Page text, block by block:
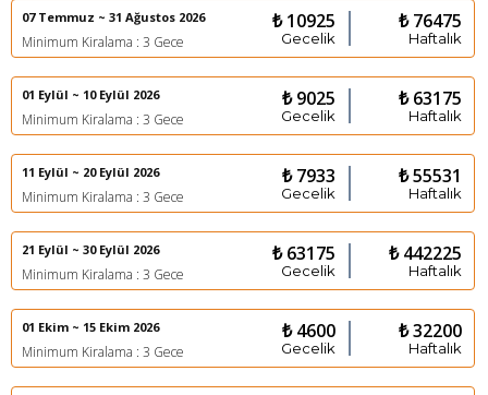
07 Temmuz ~ 31 Ağustos 2026
Minimum Kiralama : 3 Gece
₺ 10925
Gecelik
₺ 76475
Haftalık
01 Eylül ~ 10 Eylül 2026
Minimum Kiralama : 3 Gece
₺ 9025
Gecelik
₺ 63175
Haftalık
11 Eylül ~ 20 Eylül 2026
Minimum Kiralama : 3 Gece
₺ 7933
Gecelik
₺ 55531
Haftalık
21 Eylül ~ 30 Eylül 2026
Minimum Kiralama : 3 Gece
₺ 63175
Gecelik
₺ 442225
Haftalık
01 Ekim ~ 15 Ekim 2026
Minimum Kiralama : 3 Gece
₺ 4600
Gecelik
₺ 32200
Haftalık